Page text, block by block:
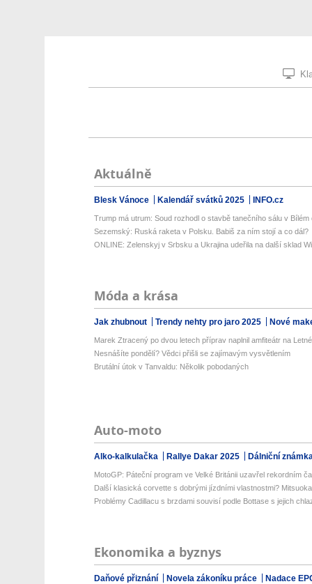
Aktuálně
Blesk Vánoce Kalendář svátků 2025 INFO.cz
Trump má utrum: Soud rozhodl o stavbě tanečního sálu v Bílém
Sezemský: Ruská raketa v Polsku. Babiš za ním stojí a co dál?
ONLINE: Zelenskyj v Srbsku a Ukrajina udeřila na další sklad
Móda a krása
Jak zhubnout Trendy nehty pro jaro 2025 Nové
Marek Ztracený po dvou letech příprav naplnil amfiteátr na
Nesnášíte pondělí? Vědci přišli se zajímavým vysvětlením
Brutální útok v Tanvaldu: Několik pobodaných
Auto-moto
Alko-kalkulačka Rallye Dakar 2025 Dálniční
MotoGP: Páteční program ve Velké Británii uzavřel rekordním
Další klasická corvette s dobrými jízdními vlastnostmi?
Problémy Cadillacu s brzdami souvisí podle Bottase s jejich
Ekonomika a byznys
Daňové přiznání Novela zákoníku práce Nadace